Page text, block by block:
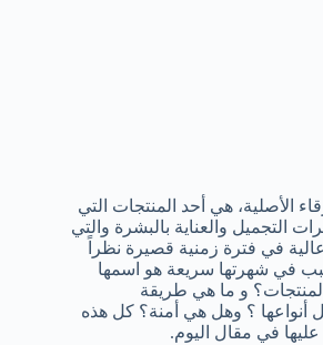
الأصلية، هي أحد المنتجات التي
والعناية بالبشرة والتي
في فترة زمنية قصيرة نظراً
في شهرتها سريعة هو اسمها
و ما هي طريقة
أنواعها ؟ وهل هي أمنة؟ كل هذه
في مقال اليوم.